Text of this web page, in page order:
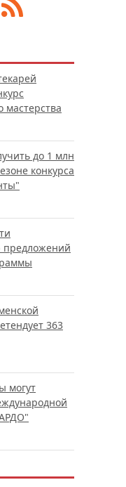
мастерства
до 1 млн
конкурса
предложений
363
могут